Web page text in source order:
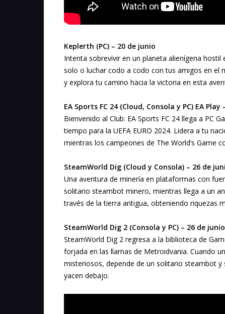
Keplerth (PC) – 20 de junio
Intenta sobrevivir en un planeta alienígena
solo o luchar codo a codo con tus amigos en el
y explora tu camino hacia la victoria en esta
EA Sports FC 24 (Cloud, Consola y PC) EA Play
Bienvenido al Club: EA Sports FC 24 llega a PC
tiempo para la UEFA EURO 2024. Lidera a tu
mientras los campeones de The World’s Game
SteamWorld Dig (Cloud y Consola) – 26 de
Una aventura de minería en plataformas con
solitario steambot minero, mientras llega a un
través de la tierra antigua, obteniendo riquezas
SteamWorld Dig 2 (Consola y PC) – 26 de junio
SteamWorld Dig 2 regresa a la biblioteca de
forjada en las llamas de Metroidvania. Cuando
misteriosos, depende de un solitario steambot
yacen debajo.